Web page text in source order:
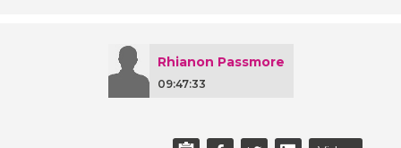
Rhianon Passmore
09:47:33